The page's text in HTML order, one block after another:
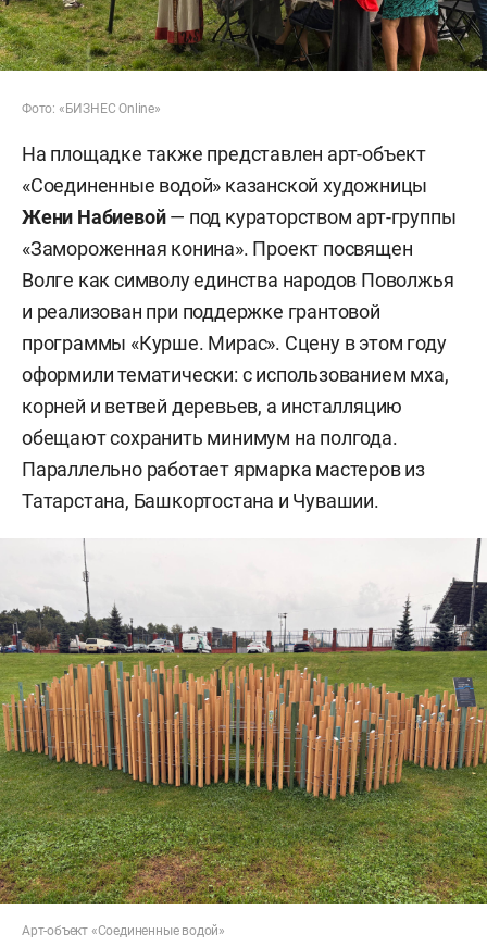
Фото: «БИЗНЕС Online»
На площадке также представлен арт-объект
«Соединенные водой» казанской художницы
Жени Набиевой— под кураторством арт-группы
«Замороженная конина». Проект посвящен
Волге как символу единства народов Поволжья
и реализован при поддержке грантовой
программы «Курше. Мирас». Сцену в этом году
оформили тематически: с использованием мха,
корней и ветвей деревьев, а инсталляцию
обещают сохранить минимум на полгода.
Параллельно работает ярмарка мастеров из
Татарстана, Башкортостана и Чувашии.
Арт-объект «Соединенные водой»